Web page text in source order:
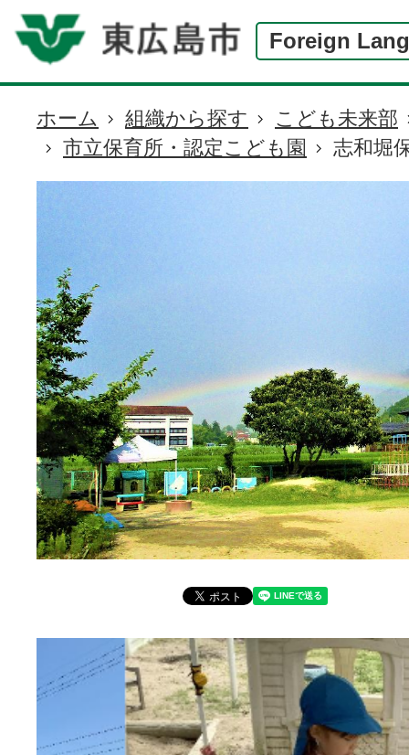
Foreign
現
在
の
ホーム 組織から探す
こども未来部
市立保育所・認定こども園
志和堀